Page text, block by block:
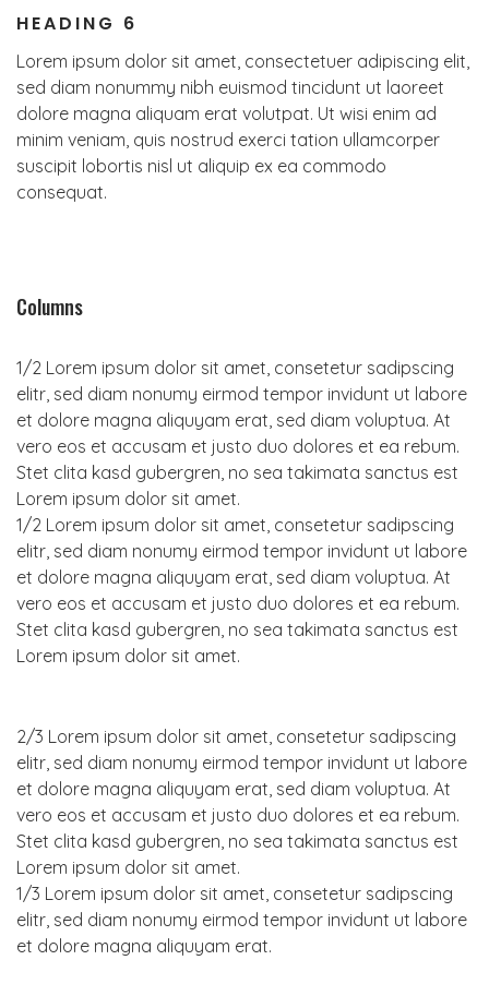
HEADING 6
Lorem ipsum dolor sit amet, consectetuer adipiscing elit,
sed diam nonummy nibh euismod tincidunt ut laoreet
dolore magna aliquam erat volutpat. Ut wisi enim ad
minim veniam, quis nostrud exerci tation ullamcorper
suscipit lobortis nisl ut aliquip ex ea commodo
consequat.
Columns
1/2 Lorem ipsum dolor sit amet, consetetur sadipscing
elitr, sed diam nonumy eirmod tempor invidunt ut labore
et dolore magna aliquyam erat, sed diam voluptua. At
vero eos et accusam et justo duo dolores et ea rebum.
Stet clita kasd gubergren, no sea takimata sanctus est
Lorem ipsum dolor sit amet.
1/2 Lorem ipsum dolor sit amet, consetetur sadipscing
elitr, sed diam nonumy eirmod tempor invidunt ut labore
et dolore magna aliquyam erat, sed diam voluptua. At
vero eos et accusam et justo duo dolores et ea rebum.
Stet clita kasd gubergren, no sea takimata sanctus est
Lorem ipsum dolor sit amet.
2/3 Lorem ipsum dolor sit amet, consetetur sadipscing
elitr, sed diam nonumy eirmod tempor invidunt ut labore
et dolore magna aliquyam erat, sed diam voluptua. At
vero eos et accusam et justo duo dolores et ea rebum.
Stet clita kasd gubergren, no sea takimata sanctus est
Lorem ipsum dolor sit amet.
1/3 Lorem ipsum dolor sit amet, consetetur sadipscing
elitr, sed diam nonumy eirmod tempor invidunt ut labore
et dolore magna aliquyam erat.